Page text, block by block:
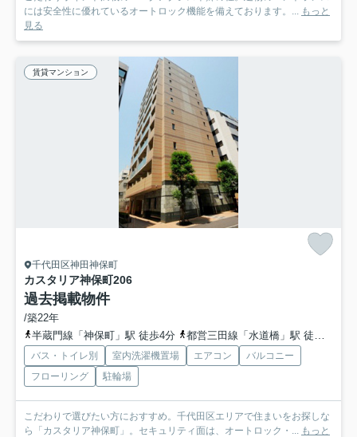
には安全性に優れているオートロック機能を備えております。...
もっと
見る
賃貸マンション
千代田区神田神保町
カスタリア神保町206
過去掲載物件
/築22年
半蔵門線「神保町」駅 徒歩4分
都営三田線「水道橋」駅 徒歩9分
バス・トイレ別 室内洗濯機置場 エアコン
バルコニー
フローリング
駐輪場
こだわりで選びたい方におすすめ。千代田区エリアで住まいをお探しな
ら「カスタリア神保町」。セキュリティ面は、オートロック・...
もっと